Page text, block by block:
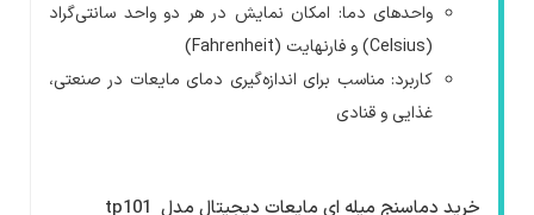
واحدهای دما: امکان نمایش در هر دو واحد سانتی‌گراد
(
Celsius) و فارنهایت (Fahrenheit
)
کاربرد: مناسب برای اندازه‌گیری دمای مایعات در صنعتی،
غذایی و قنادی
خرید دماسنج میله ای مایعات دیجیتال مدل